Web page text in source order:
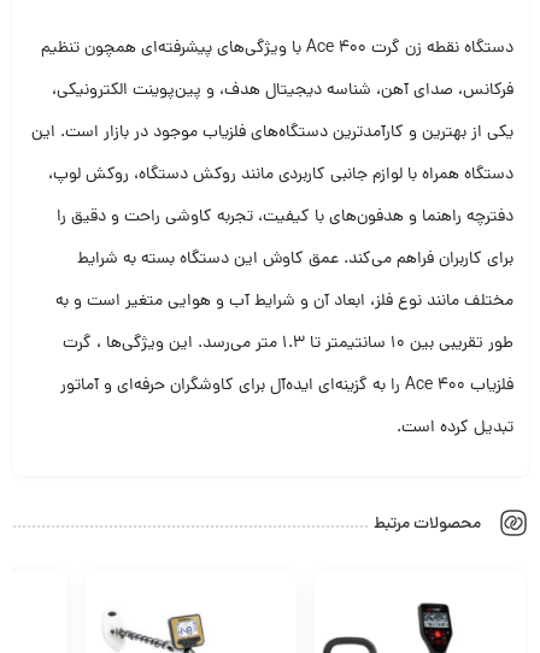
دستگاه نقطه زن گرت Ace 400 با ویژگی‌های پیشرفته‌ای همچون تنظیم
فرکانس، صدای آهن، شناسه دیجیتال هدف، و پین‌پوینت الکترونیکی،
یکی از بهترین و کارآمدترین دستگاه‌های فلزیاب موجود در بازار است. این
دستگاه همراه با لوازم جانبی کاربردی مانند روکش دستگاه، روکش لوپ،
دفترچه راهنما و هدفون‌های با کیفیت، تجربه کاوشی راحت و دقیق را
برای کاربران فراهم می‌کند. عمق کاوش این دستگاه بسته به شرایط
مختلف مانند نوع فلز، ابعاد آن و شرایط آب و هوایی متغیر است و به
طور تقریبی بین 10 سانتیمتر تا 1.3 متر می‌رسد. این ویژگی‌ها ، گرت
فلزیاب Ace 400 را به گزینه‌ای ایده‌آل برای کاوشگران حرفه‌ای و آماتور
تبدیل کرده است.
محصولات مرتبط